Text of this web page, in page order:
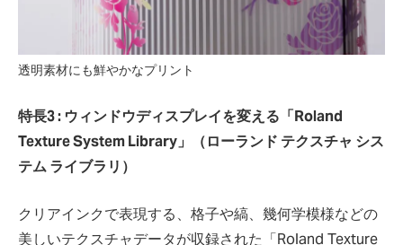
透明素材にも鮮やかなプリント
特長3 : ウィンドウディスプレイを変える「Roland
Texture System Library」（ローランド テクスチャ シス
テム ライブラリ）
クリアインクで表現する、格子や縞、幾何学模様などの
美しいテクスチャデータが収録された「Roland Texture